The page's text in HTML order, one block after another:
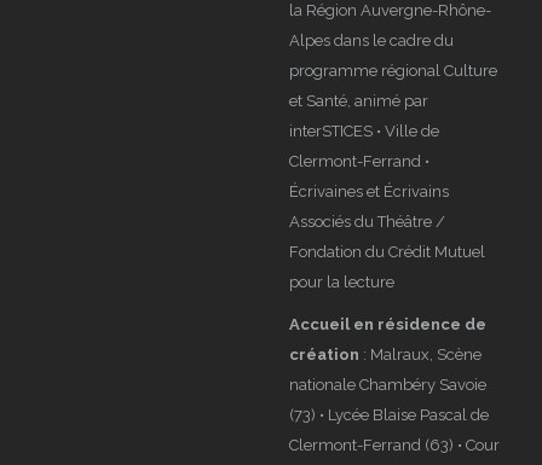
la Région Auvergne-Rhône-
Alpes dans le cadre du
programme régional Culture
et Santé, animé par
interSTICES • Ville de
Clermont-Ferrand •
Écrivaines et Écrivains
Associés du Théâtre /
Fondation du Crédit Mutuel
pour la lecture
Accueil en résidence de
création : Malraux, Scène
nationale Chambéry Savoie
(73) • Lycée Blaise Pascal de
Clermont-Ferrand (63) • Cour